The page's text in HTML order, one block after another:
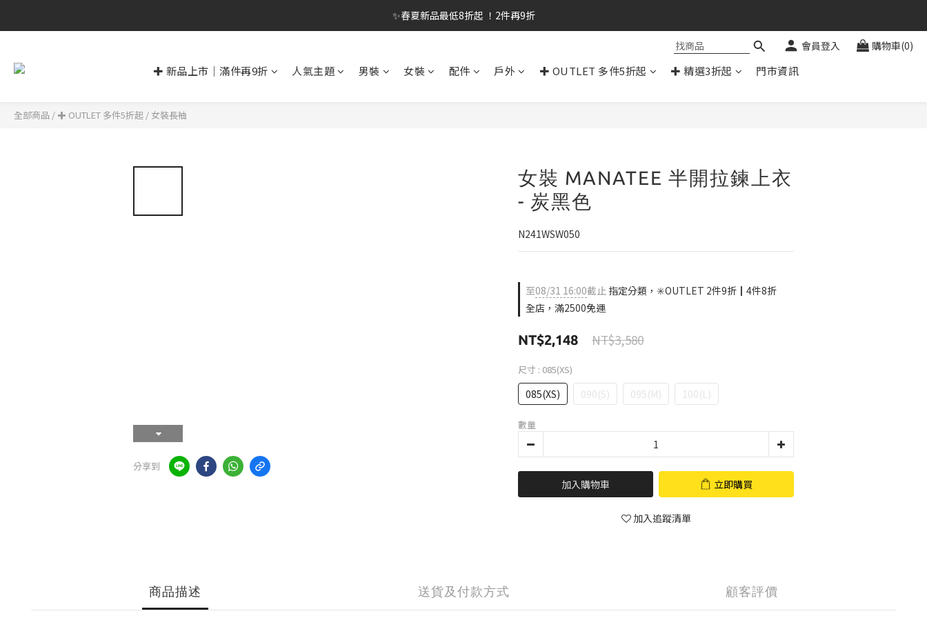
✨春夏新品最低8折起 ！2件再9折
✨春夏新品最低8折起 ！2件再9折
✨購買指定後背包送好運鑰匙圈 (贈完為止)
會員登入 購物車(0)
✚ 新品上市｜滿件再9折 人氣主題 男裝 女裝 配件 戶外 ✚ OUTLET 多件5折起 ✚ 精選3折起 門市資訊
全部商品 / ✚ OUTLET 多件5折起 / 女裝長袖
分享到
女裝 MANATEE 半開拉鍊上衣
- 炭黑色
N241WSW050
至08/31 16:00截止 指定分類，✳️OUTLET 2件9折┃4件8折
全店，滿2500免運
NT$2,148 NT$3,580
尺寸 : 085(XS)
085(XS) 090(S) 095(M) 100(L)
數量
加入購物車 立即購買
加入追蹤清單
商品描述 送貨及付款方式 顧客評價